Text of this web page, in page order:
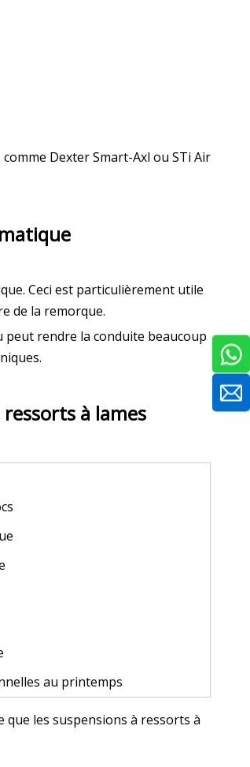
Dexter Smart-Axl ou STi Air
Ceci est particulièrement utile
de la remorque.
peut rendre la conduite beaucoup
à lames
au printemps
les suspensions à ressorts à